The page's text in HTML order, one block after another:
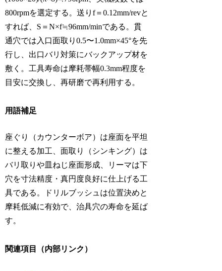
800rpmを選定する。送りf＝0.12mm/revと
すれば、S＝N×f≒96mm/minである。貫
通穴では入口面取り0.5〜1.0mm×45°を先
行し、出口バリ対策にバックアップ材を
敷く。工具寿命は摩耗帯幅0.3mm程度を
目安に交換し、再研磨で再利用する。
用語補足
座ぐり（カウンターボア）は座面を平坦
に整える加工、面取り（シンキング）は
バリ取りや皿ねじ座面形成、リーマは下
穴を寸法精度・真円度良好に仕上げる工
具である。ドリルブッシュは位置決めと
摩耗低減に有効で、治具穴の寿命を延ば
す。
関連項目（内部リンク）